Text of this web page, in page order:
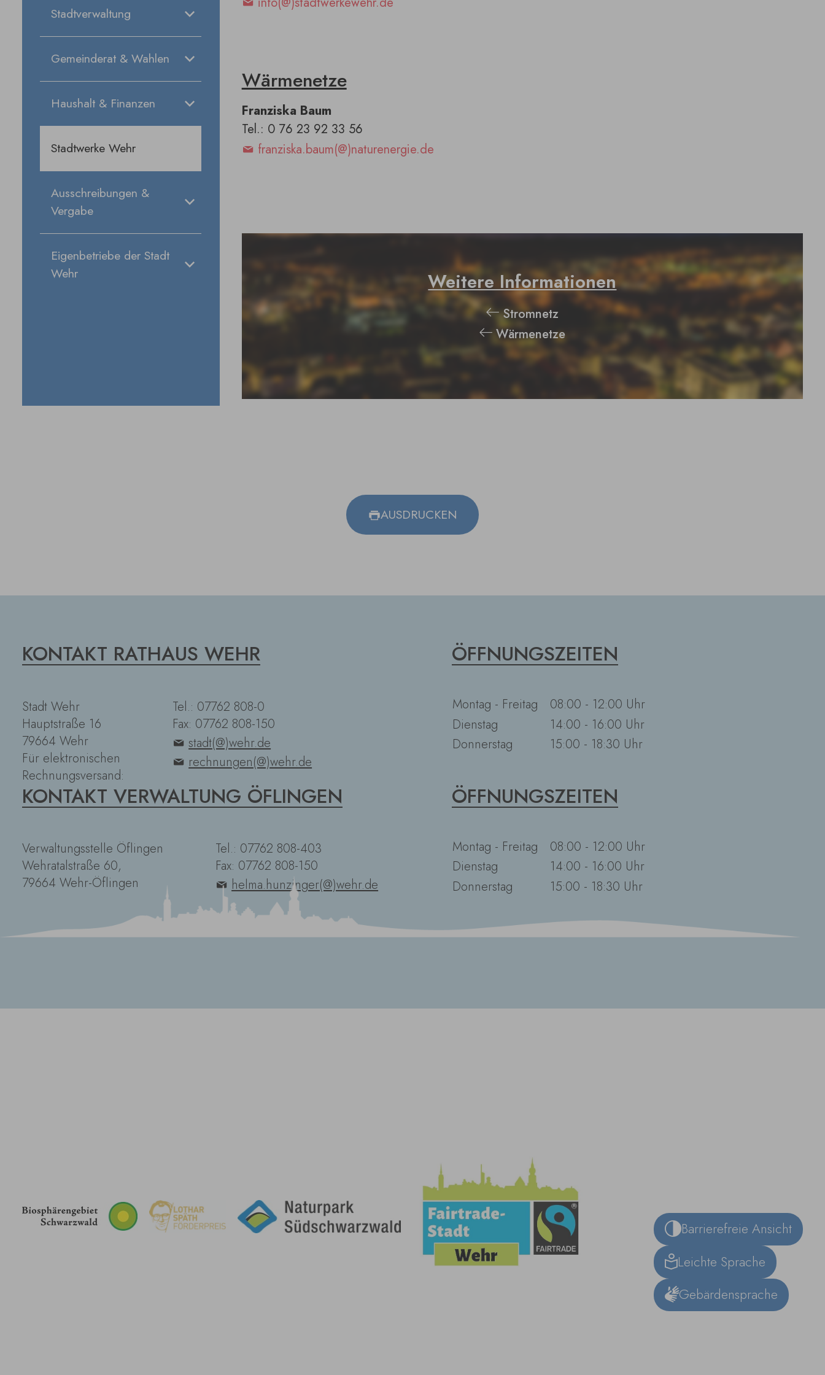
Wärmenetze
Franziska Baum
Tel.: 0 76 23 92 33 56
franziska.baum(@)naturenergie.de
Weitere Informationen
Stromnetz
Wärmenetze
Stadtverwaltung
Gemeinderat & Wahlen
Haushalt & Finanzen
Stadtwerke Wehr
Ausschreibungen &
Vergabe
Eigenbetriebe der Stadt
Wehr
AUSDRUCKEN
KONTAKT RATHAUS WEHR
Stadt Wehr
Hauptstraße 16
79664 Wehr
Für elektronischen
Rechnungsversand:
Tel.: 07762 808-0
Fax: 07762 808-150
stadt(@)wehr.de
rechnungen(@)wehr.de
ÖFFNUNGSZEITEN
Montag - Freitag
Dienstag
Donnerstag
08:00 - 12:00 Uhr
14:00 - 16:00 Uhr
15:00 - 18:30 Uhr
KONTAKT VERWALTUNG ÖFLINGEN
Verwaltungsstelle Öflingen
Wehratalstraße 60,
79664 Wehr-Öflingen
Tel.: 07762 808-403
Fax: 07762 808-150
helma.hunzinger(@)wehr.de
ÖFFNUNGSZEITEN
Montag - Freitag
Dienstag
Donnerstag
08:00 - 12:00 Uhr
14:00 - 16:00 Uhr
15:00 - 18:30 Uhr
Barrierefreie Ansicht
Leichte Sprache
Gebärdensprache